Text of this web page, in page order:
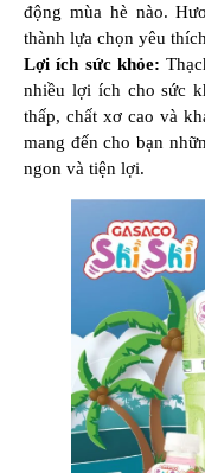
động mùa hè nào.
thành lựa chọn yêu
Lợi ích sức khỏe:
nhiều lợi ích cho sức
thấp, chất xơ cao và
mang đến cho bạn
ngon và tiện lợi.